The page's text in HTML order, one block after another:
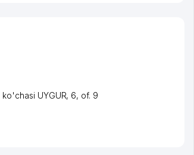
ko'chasi UYGUR, 6, of. 9